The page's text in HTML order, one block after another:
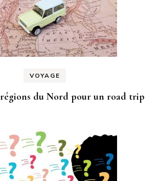
VOYAGE
du Nord pour un road trip